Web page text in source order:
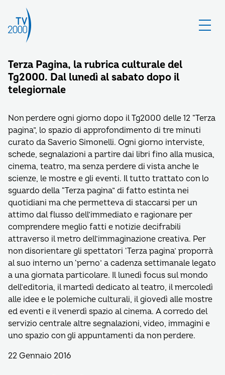
Terza Pagina, la rubrica culturale del
Tg2000. Dal lunedì al sabato dopo il
telegiornale
Non perdere ogni giorno dopo il Tg2000 delle 12 “Terza
pagina”, lo spazio di approfondimento di tre minuti
curato da Saverio Simonelli. Ogni giorno interviste,
schede, segnalazioni a partire dai libri fino alla musica,
cinema, teatro, ma senza perdere di vista anche le
scienze, le mostre e gli eventi. Il tutto trattato con lo
sguardo della “Terza pagina” di fatto estinta nei
quotidiani ma che permetteva di staccarsi per un
attimo dal flusso dell’immediato e ragionare per
comprendere meglio fatti e notizie decifrabili
attraverso il metro dell’immaginazione creativa. Per
non disorientare gli spettatori ‘Terza pagina’ proporrà
al suo interno un ‘perno’ a cadenza settimanale legato
a una giornata particolare. Il lunedì focus sul mondo
dell’editoria, il martedì dedicato al teatro, il mercoledì
alle idee e le polemiche culturali, il giovedì alle mostre
ed eventi e il venerdì spazio al cinema. A corredo del
servizio centrale altre segnalazioni, video, immagini e
uno spazio con gli appuntamenti da non perdere.
22 Gennaio 2016